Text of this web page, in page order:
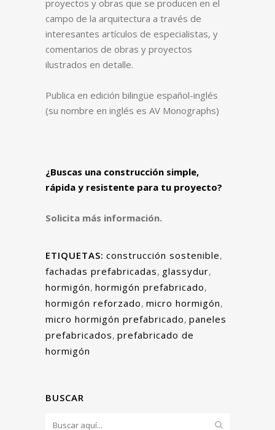
proyectos y obras que se producen en el
campo de la arquitectura a través de
interesantes artículos de especialistas, y
comentarios de obras y proyectos
ilustrados en detalle.
Publica en edición bilingüe español-inglés
(su nombre en inglés es AV Monographs)
¿Buscas una construcción simple,
rápida y resistente para tu proyecto?
Solicita más información.
ETIQUETAS: construcción sostenible,
fachadas prefabricadas, glassydur,
hormigón, hormigón prefabricado,
hormigón reforzado, micro hormigón,
micro hormigón prefabricado, paneles
prefabricados, prefabricado de
hormigón
BUSCAR